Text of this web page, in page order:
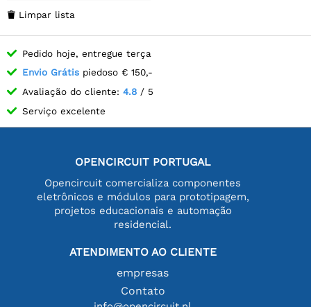
 Limpar lista
Pedido hoje, entregue terça
Envio Grátis piedoso € 150,-
Avaliação do cliente: 4.8 / 5
Serviço excelente
OPENCIRCUIT PORTUGAL
Opencircuit comercializa componentes
eletrônicos e módulos para prototipagem,
projetos educacionais e automação
residencial.
ATENDIMENTO AO CLIENTE
empresas
Contato